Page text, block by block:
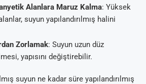
Alanlara Maruz Kalma: Yüksek
suyun yapılandırılmış halini
Zorlamak: Suyun uzun düz
yapısını değiştirebilir.
suyun ne kadar süre yapılandırılmış